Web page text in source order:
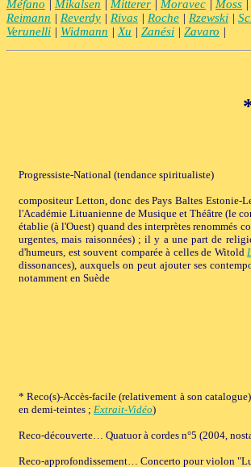
Méfano | Mikalsen | Mitterer | Moravec | Moss |
Reimann | Reverdy | Rivas | Roche | Rzewski |
Verunelli | Widmann | Xu | Zanési | Zavaro |
Progressiste-National (tendance spiritualiste)
compositeur Letton, donc des Pays Baltes Estonie-
l'Académie Lituanienne de Musique et Théâtre (le
établie (à l'Ouest) quand des interprètes renommés
urgentes, mais raisonnées) ; il y a une part de
d'humeurs, est souvent comparée à celles de Witold
dissonances), auxquels on peut ajouter ses
notamment en Suède
* Reco(s)-Accès-facile (relativement à son
en demi-teintes ; Extrait-Vidéo)
Reco-découverte… Quatuor à cordes n°5 (2004,
Reco-approfondissement… Concerto pour violon